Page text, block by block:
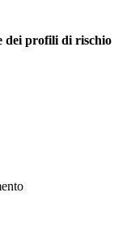
dei profili di rischio